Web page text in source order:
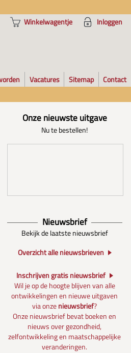
Winkelwagentje Inloggen
Vacatures Sitemap Contact
Onze nieuwste uitgave
Nu te bestellen!
Nieuwsbrief
Bekijk de laatste nieuwsbrief
Overzicht alle nieuwsbrieven
Inschrijven gratis nieuwsbrief
Wil je op de hoogte blijven van alle
ontwikkelingen en nieuwe uitgaven
via onzenieuwsbrief?
Onze nieuwsbrief bevat boeken en
nieuws over gezondheid,
zelfontwikkeling en maatschappelijke
veranderingen.